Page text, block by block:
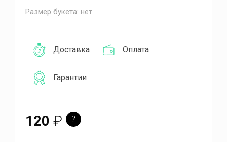
Размер букета: нет
Доставка Оплата
Гарантии
120 ₽ ?